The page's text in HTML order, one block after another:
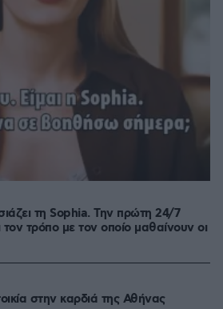
τη Sophia. Την πρώτη 24/7
τρόπο με τον οποίο μαθαίνουν οι
στην καρδιά της Αθήνας